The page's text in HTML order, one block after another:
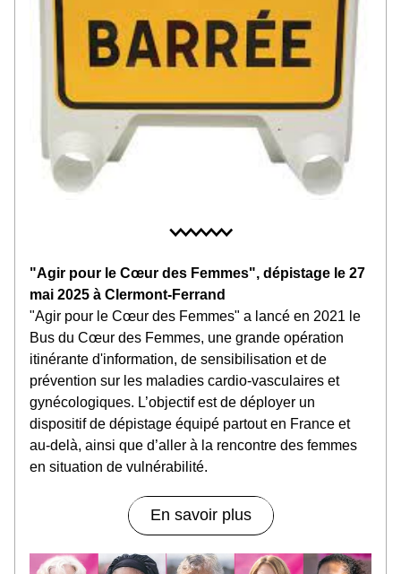
"Agir pour le Cœur des Femmes", dépistage le 27
mai 2025 à Clermont-Ferrand
"Agir pour le Cœur des Femmes" a lancé en 2021 le
Bus du Cœur des Femmes, une grande opération
itinérante d'information, de sensibilisation et de
prévention sur les maladies cardio-vasculaires et
gynécologiques. L’objectif est de déployer un
dispositif de dépistage équipé partout en France et
au-delà, ainsi que d’aller à la rencontre des femmes
en situation de vulnérabilité.
En savoir plus